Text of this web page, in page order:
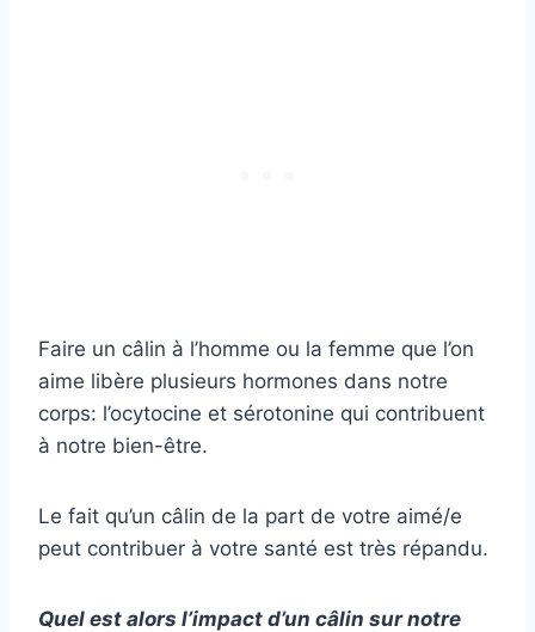
Faire un câlin à l’homme ou la femme que l’on
aime libère plusieurs hormones dans notre
corps: l’ocytocine et sérotonine qui contribuent
à notre bien-être.
Le fait qu’un câlin de la part de votre aimé/e
peut contribuer à votre santé est très répandu.
Quel est alors l’impact d’un câlin sur notre